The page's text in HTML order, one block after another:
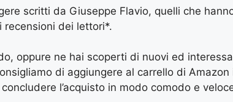
scritti da Giuseppe Flavio, quelli che
recensioni dei lettori*.
oppure ne hai scoperti di nuovi ed
di aggiungere al carrello di
l’acquisto in modo comodo e